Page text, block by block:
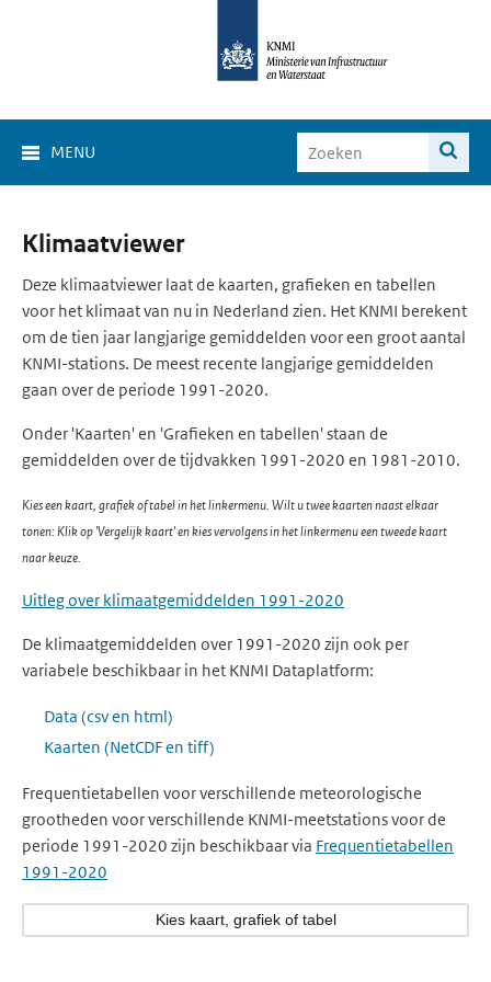
MENU
Klimaat
Viewer
Klimaatviewer
Deze klimaatviewer laat de kaarten, grafieken en tabellen
voor het klimaat van nu in Nederland zien. Het KNMI berekent
om de tien jaar langjarige gemiddelden voor een groot aantal
KNMI-stations. De meest recente langjarige gemiddelden
gaan over de periode 1991-2020.
Onder 'Kaarten' en 'Grafieken en tabellen' staan de
gemiddelden over de tijdvakken 1991-2020 en 1981-2010.
Kies een kaart, grafiek of tabel in het linkermenu. Wilt u twee kaarten naast elkaar
tonen: Klik op 'Vergelijk kaart' en kies vervolgens in het linkermenu een tweede kaart
naar keuze.
Uitleg over klimaatgemiddelden 1991-2020
De klimaatgemiddelden over 1991-2020 zijn ook per
variabele beschikbaar in het KNMI Dataplatform:
Data (csv en html)
Kaarten (NetCDF en tiff)
Frequentietabellen voor verschillende meteorologische
grootheden voor verschillende KNMI-meetstations voor de
periode 1991-2020 zijn beschikbaar via Frequentietabellen
1991-2020
Kies kaart, grafiek of tabel